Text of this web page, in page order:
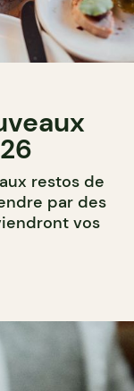
restos de
par des
vos